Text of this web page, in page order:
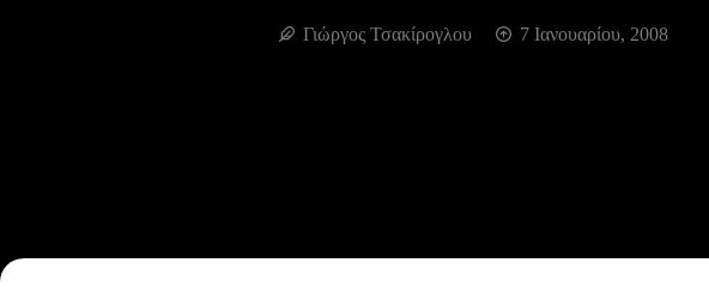
Γιώργος Τσακίρογλου 7 Ιανουαρίου, 2008